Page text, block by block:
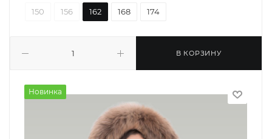
В КОРЗИНУ
150 156 162 168 174
Новинка